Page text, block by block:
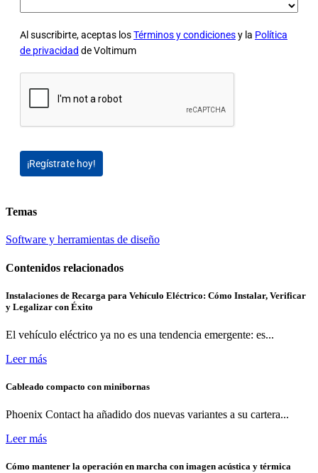
Al suscribirte, aceptas losTérminos y condicionesy la Política
de privacidad de Voltimum
¡Regístrate hoy!
Temas
Software y herramientas de diseño
Contenidos relacionados
Instalaciones de Recarga para Vehículo Eléctrico: Cómo Instalar, Verificar
y Legalizar con Éxito
El vehículo eléctrico ya no es una tendencia emergente: es...
Leer más
Cableado compacto con minibornas
Phoenix Contact ha añadido dos nuevas variantes a su cartera...
Leer más
Cómo mantener la operación en marcha con imagen acústica y térmica